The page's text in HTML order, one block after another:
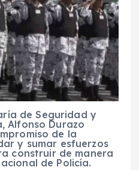
de Seguridad y
Alfonso Durazo
de la
y sumar esfuerzos
construir de manera
de Policía.